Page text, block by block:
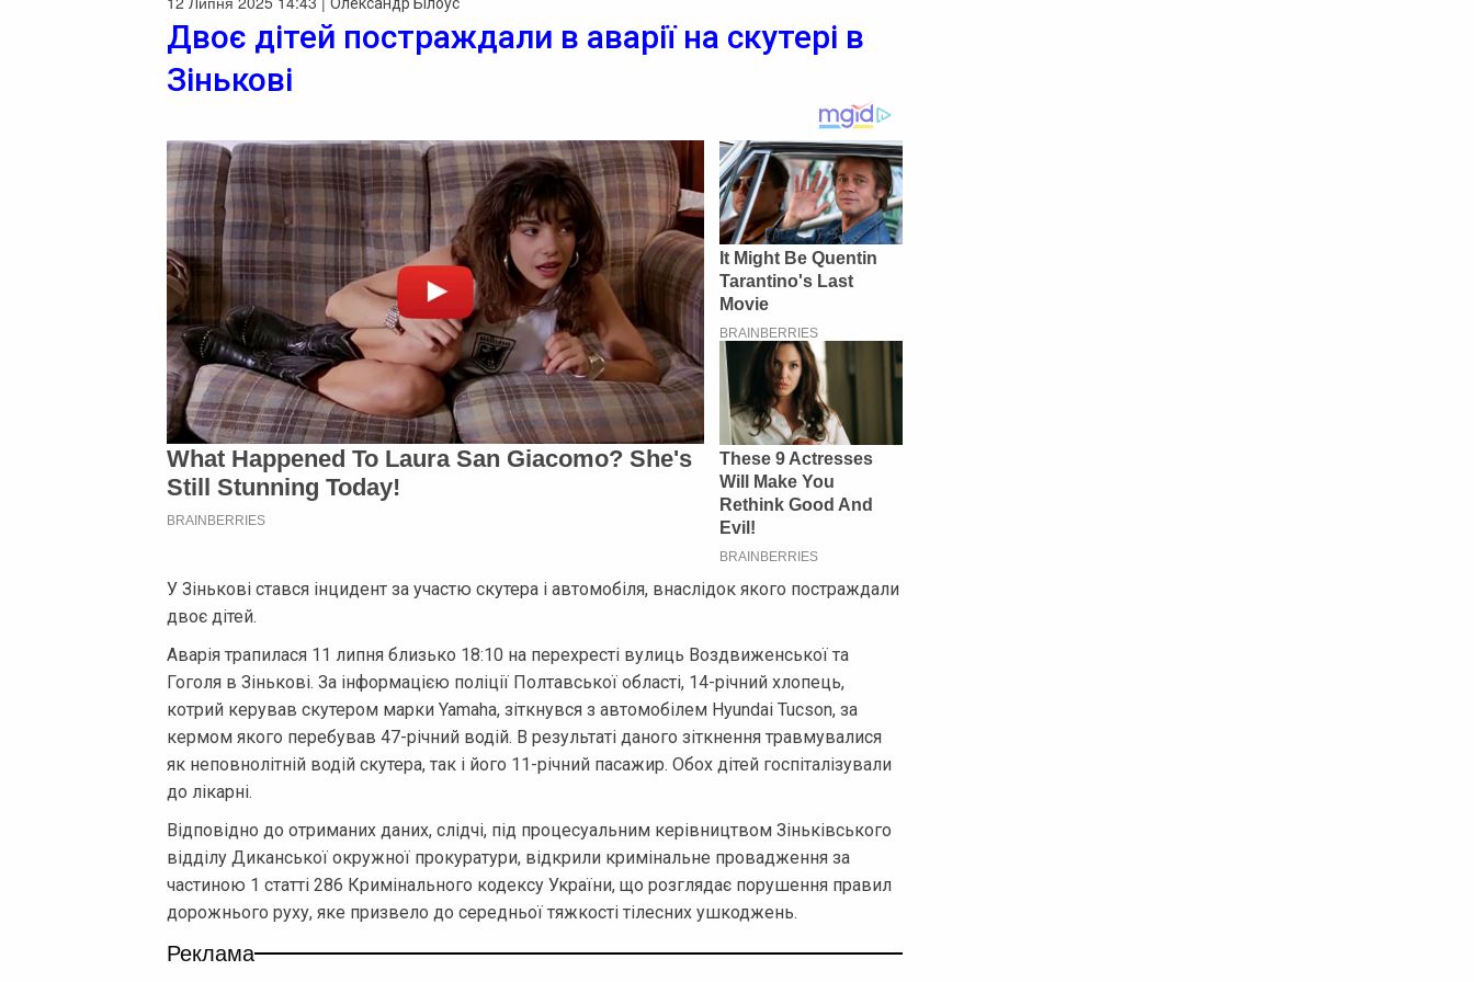
Двоє дітей постраждали в аварії на скутері в
Зінькові
У Зінькові стався інцидент за участю скутера і автомобіля, внаслідок якого постраждали
двоє дітей.
Аварія трапилася 11 липня близько 18:10 на перехресті вулиць Воздвиженської та
Гоголя в Зінькові. За інформацією поліції Полтавської області, 14-річний хлопець,
котрий керував скутером марки Yamaha, зіткнувся з автомобілем Hyundai Tucson, за
кермом якого перебував 47-річний водій. В результаті даного зіткнення травмувалися
як неповнолітній водій скутера, так і його 11-річний пасажир. Обох дітей госпіталізували
до лікарні.
Відповідно до отриманих даних, слідчі, під процесуальним керівництвом Зіньківського
відділу Диканської окружної прокуратури, відкрили кримінальне провадження за
частиною 1 статті 286 Кримінального кодексу України, що розглядає порушення правил
дорожнього руху, яке призвело до середньої тяжкості тілесних ушкоджень.
Реклама